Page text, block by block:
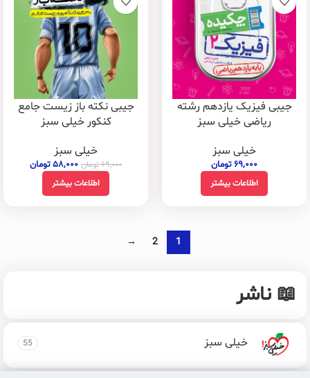
📖 ناشر
خیلی سبز 55
جیبی فیزیک یازدهم رشته
ریاضی خیلی سبز
خیلی سبز
۶۹,۰۰۰ تومان
اطلاعات بیشتر
جیبی نکته باز زیست جامع
کنکور خیلی سبز
خیلی سبز
۶۹,۰۰۰تومان ۵۸,۰۰۰ تومان
اطلاعات بیشتر
1
2
→